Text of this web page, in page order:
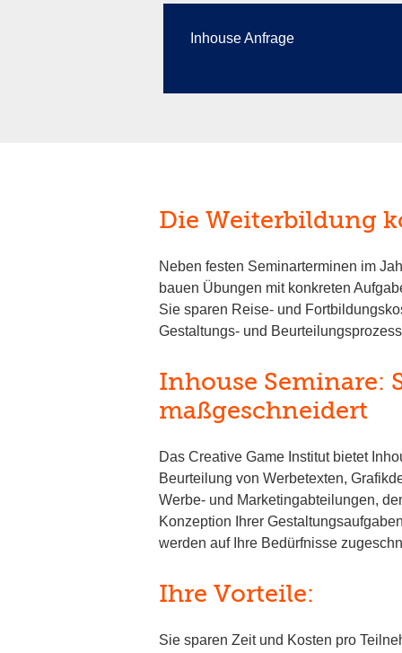
Inhouse Anfrage
Die Weiterbildung
Neben festen Seminarterminen im
bauen Übungen mit konkreten
Sie sparen Reise- und
Gestaltungs- und
Inhouse Seminare:
maßgeschneidert
Das Creative Game Institut bietet
Beurteilung von Werbetexten,
Werbe- und Marketingabteilungen,
Konzeption Ihrer
werden auf Ihre Bedürfnisse
Ihre Vorteile:
Sie sparen Zeit und Kosten pro